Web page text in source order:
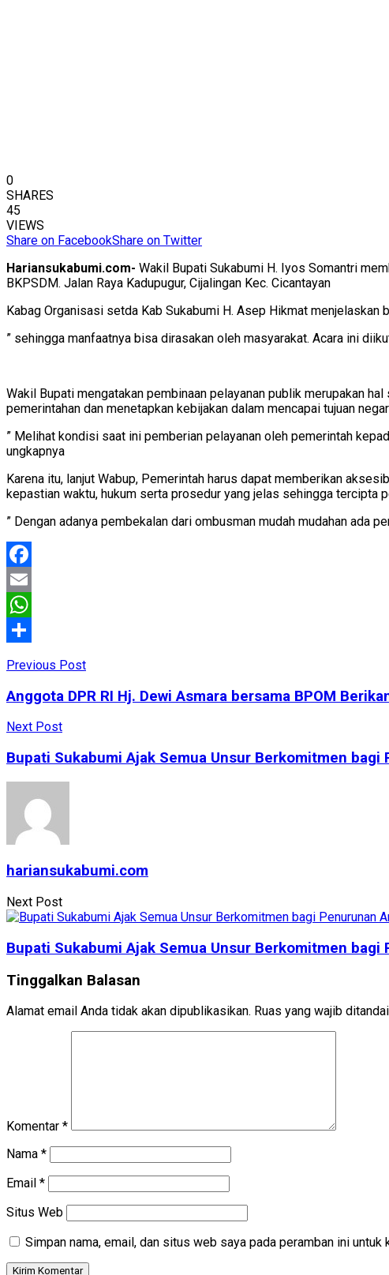
0
SHARES
45
VIEWS
Share on FacebookShare on Twitter
Hariansukabumi.com- Wakil Bupati Sukabumi H. Iyos Somantri
BKPSDM. Jalan Raya Kadupugur, Cijalingan Kec. Cicantayan
Kabag Organisasi setda Kab Sukabumi H. Asep Hikmat menjelaskan
” sehingga manfaatnya bisa dirasakan oleh masyarakat. Acara ini
Wakil Bupati mengatakan pembinaan pelayanan publik merupakan
pemerintahan dan menetapkan kebijakan dalam mencapai tujuan
” Melihat kondisi saat ini pemberian pelayanan oleh pemerintah
ungkapnya
Karena itu, lanjut Wabup, Pemerintah harus dapat memberikan
kepastian waktu, hukum serta prosedur yang jelas sehingga tercipta
” Dengan adanya pembekalan dari ombusman mudah mudahan ada
Facebook
Email
WhatsApp
Previous Post
Anggota DPR RI Hj. Dewi Asmara bersama BPOM
Next Post
Bupati Sukabumi Ajak Semua Unsur Berkomitmen bagi
hariansukabumi.com
Next Post
Bupati Sukabumi Ajak Semua Unsur Berkomitmen bagi
Tinggalkan Balasan
Alamat email Anda tidak akan dipublikasikan. Ruas yang wajib ditandai
Komentar *
Nama *
Email *
Situs Web
Simpan nama, email, dan situs web saya pada peramban ini untuk